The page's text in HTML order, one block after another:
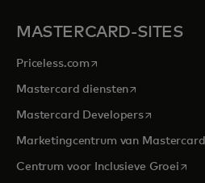
MASTERCARD-SITES
Priceless.com opens in a new tab
Mastercard dienstenopens in a
Mastercard Developersopens in a
Marketingcentrum van Mastercard
Centrum voor Inclusieve Groei